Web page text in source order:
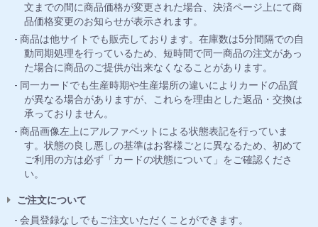
文までの間に商品価格が変更された場合、決済ページ上にて商
品価格変更のお知らせが表示されます。
商品は他サイトでも販売しております。在庫数は5分間隔での自
動同期処理を行っているため、短時間で同一商品の注文があっ
た場合に商品のご提供が出来なくなることがあります。
同一カードでも生産時期や生産場所の違いによりカードの品質
が異なる場合がありますが、これらを理由とした返品・交換は
承っておりません。
商品画像左上にアルファベットによる状態表記を行っていま
す。状態の良し悪しの基準はお客様ごとに異なるため、初めて
ご利用の方は必ず「カードの状態について」をご確認くださ
い。
ご注文について
会員登録なしでもご注文いただくことができます。